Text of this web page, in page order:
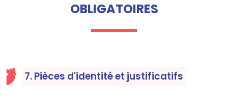
OBLIGATOIRES
7. Pièces d'identité et justificatifs